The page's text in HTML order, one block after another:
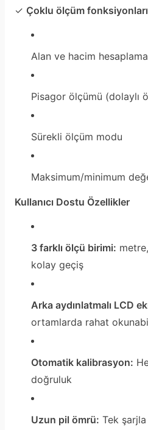
✓ Çoklu ölçüm
Alan ve hacim hesaplama
Pisagor ölçümü (dolaylı
Sürekli ölçüm modu
Maksimum/minimum
Kullanıcı Dostu Özellikler
3 farklı ölçü birimi:
kolay geçiş
Arka aydınlatmalı LCD
ortamlarda rahat
Otomatik kalibrasyon:
doğruluk
Uzun pil ömrü: Tek şarjla